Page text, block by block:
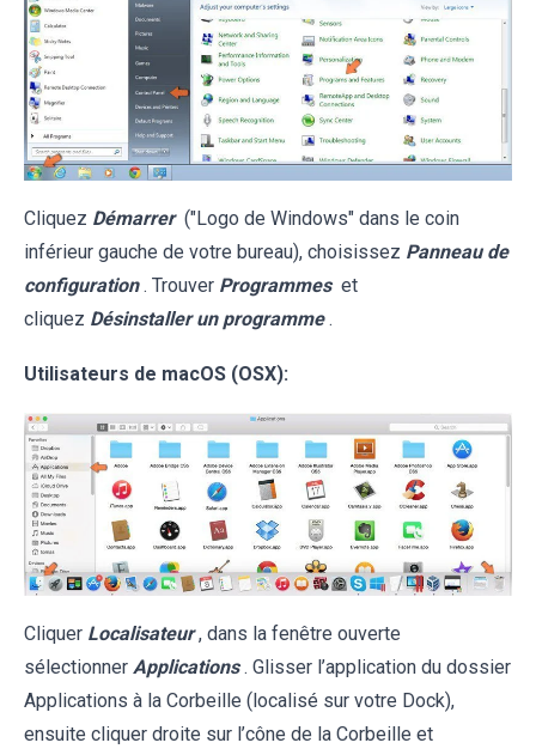
Cliquez Démarrer ("Logo de Windows" dans le coin
inférieur gauche de votre bureau), choisissez Panneau de
configuration . Trouver Programmes et
cliquez Désinstaller un programme .
Utilisateurs de macOS (OSX):
Cliquer Localisateur , dans la fenêtre ouverte
sélectionner Applications . Glisser l’application du dossier
Applications à la Corbeille (localisé sur votre Dock),
ensuite cliquer droite sur l’cône de la Corbeille et